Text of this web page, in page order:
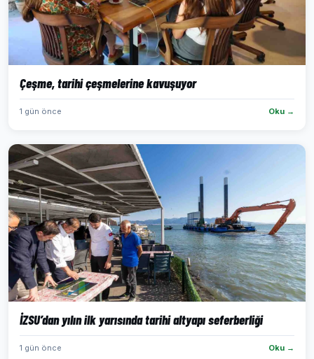
Çeşme, tarihi çeşmelerine kavuşuyor
1 gün önce Oku →
İZSU’dan yılın ilk yarısında tarihi altyapı seferberliği
1 gün önce Oku →